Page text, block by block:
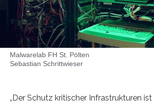
Malwarelab FH St. Pölten
Sebastian Schrittwieser
„Der Schutz kritischer Infrastrukturen ist